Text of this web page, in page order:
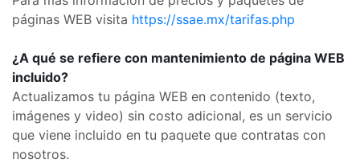
páginas WEB visita https://ssae.mx/tarifas.php
¿A qué se refiere con mantenimiento de página WEB
incluido?
Actualizamos tu página WEB en contenido (texto,
imágenes y video) sin costo adicional, es un servicio
que viene incluido en tu paquete que contratas con
nosotros.